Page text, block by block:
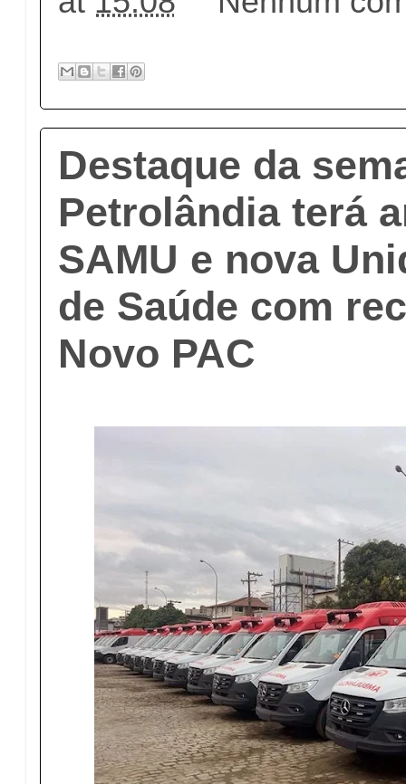
Destaque da
Petrolândia terá
SAMU e nova
de Saúde com
Novo PAC